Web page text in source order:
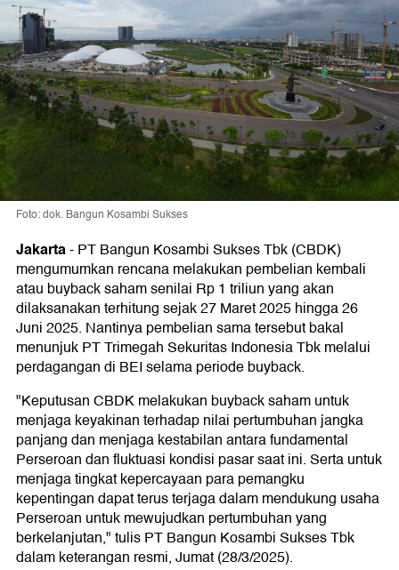
Foto: dok. Bangun Kosambi Sukses
Jakarta-PT Bangun Kosambi Sukses Tbk (CBDK)
mengumumkan rencana melakukan pembelian kembali
atau buyback saham senilai Rp 1 triliun yang akan
dilaksanakan terhitung sejak 27 Maret 2025 hingga 26
Juni 2025. Nantinya pembelian sama tersebut bakal
menunjuk PT Trimegah Sekuritas Indonesia Tbk melalui
perdagangan di BEI selama periode buyback.
"Keputusan CBDK melakukan buyback saham untuk
menjaga keyakinan terhadap nilai pertumbuhan jangka
panjang dan menjaga kestabilan antara fundamental
Perseroan dan fluktuasi kondisi pasar saat ini. Serta untuk
menjaga tingkat kepercayaan para pemangku
kepentingan dapat terus terjaga dalam mendukung usaha
Perseroan untuk mewujudkan pertumbuhan yang
berkelanjutan," tulis PT Bangun Kosambi Sukses Tbk
dalam keterangan resmi, Jumat (28/3/2025).